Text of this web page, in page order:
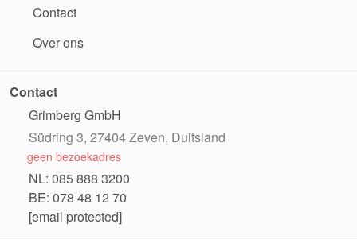
Contact
Over ons
Contact
Grimberg GmbH
Südring 3, 27404 Zeven, Duitsland
geen bezoekadres
NL: 085 888 3200
BE: 078 48 12 70
[email protected]